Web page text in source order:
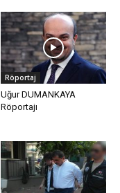
Röportaj
Uğur DUMANKAYA
Röportajı